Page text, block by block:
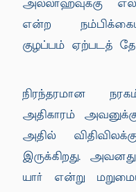
அல்லாஹ்வுக்கு
என்ற
குழப்பம் ஏற்படத்
நிரந்தரமான
அதிகாரம்
அதில்
இருக்கிறது.
யார் என்று